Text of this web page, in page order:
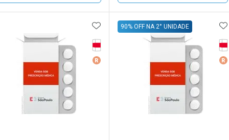
FECHAR
FECHAR
Tarja Vermelha
Medicamento De Referência
ADICIONAR AOS FAVORITOS
90% OFF NA 2° UNIDADE